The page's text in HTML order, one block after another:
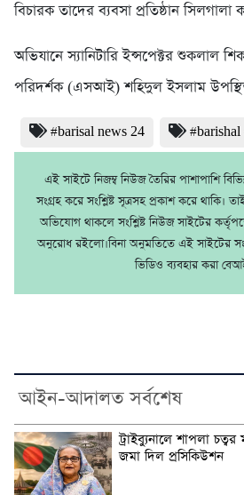
বিচারক তাদের ব্যবসা প্রতিষ্ঠান সিলগালা
অভিযানে স্যানিটারি ইন্সপেক্টর শুকলাল
পরিদর্শক (এসআই) শহিদুল ইসলাম
#barisal news 24
এই সাইটে নিজম্ব নিউজ তৈরির পাশাপাশি
সংগ্রহ করে সংশ্লিষ্ট সূত্রসহ প্রকাশ করে থাকি।
অভিযোগ থাকলে সংশ্লিষ্ট নিউজ সাইটের
অনুরোধ রইলো।বিনা অনুমতিতে এই সাইটের
ভিডিও ব্যবহার করা
আইন-আদালত সর্বশেষ
ট্রাইব্যুনালে শাপলা
জমা দিল প্রসিকিউশন